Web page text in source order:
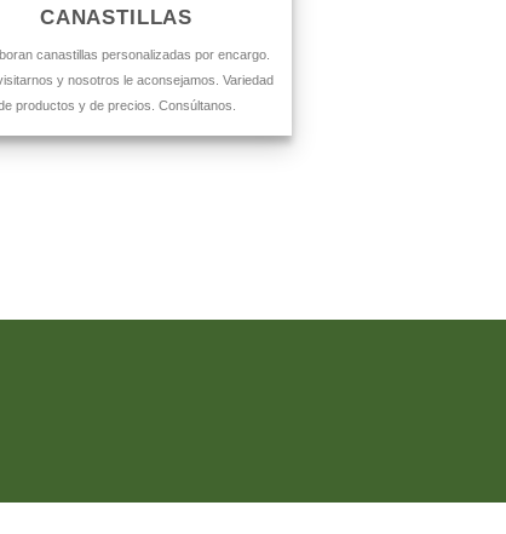
CANASTILLAS
canastillas personalizadas por encargo.
y nosotros le aconsejamos. Variedad
productos y de precios. Consúltanos.